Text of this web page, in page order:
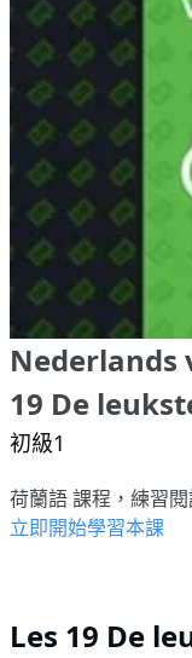
Nederlands
19 De
初級1
荷蘭語 課程，練習閱
立即開始學習本課
Les 19 De